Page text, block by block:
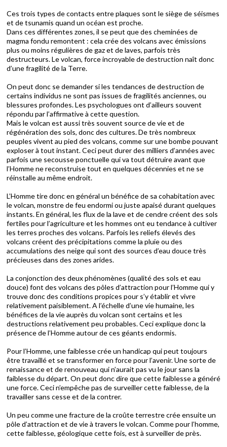
Ces trois types de contacts entre plaques sont le siège de séismes
et de tsunamis quand un océan est proche.
Dans ces différentes zones, il se peut que des cheminées de
magma fondu remontent : cela crée des volcans avec émissions
plus ou moins régulières de gaz et de laves, parfois très
destructeurs. Le volcan, force incroyable de destruction naît donc
d’une fragilité de la Terre.
On peut donc se demander si les tendances de destruction de
certains individus ne sont pas issues de fragilités anciennes, ou
blessures profondes. Les psychologues ont d’ailleurs souvent
répondu par l’affirmative à cette question.
Mais le volcan est aussi très souvent source de vie et de
régénération des sols, donc des cultures. De très nombreux
peuples vivent au pied des volcans, comme sur une bombe pouvant
exploser à tout instant. Ceci peut durer des milliers d’années avec
parfois une secousse ponctuelle qui va tout détruire avant que
l’Homme ne reconstruise tout en quelques décennies et ne se
réinstalle au même endroit.
L’Homme tire donc en général un bénéfice de sa cohabitation avec
le volcan, monstre de feu endormi ou juste apaisé durant quelques
instants. En général, les flux de la lave et de cendre créent des sols
fertiles pour l’agriculture et les hommes ont eu tendance à cultiver
les terres proches des volcans. Parfois les reliefs élevés des
volcans créent des précipitations comme la pluie ou des
accumulations des neige qui sont des sources d’eau douce très
précieuses dans des zones arides.
La conjonction des deux phénomènes (qualité des sols et eau
douce) font des volcans des pôles d’attraction pour l’Homme qui y
trouve donc des conditions propices pour s’y établir et vivre
relativement paisiblement. A l’échelle d’une vie humaine, les
bénéfices de la vie auprès du volcan sont certains et les
destructions relativement peu probables. Ceci explique donc la
présence de l’Homme autour de ces géants endormis.
Pour l’Homme, une faiblesse crée un handicap qui peut toujours
être travaillé et se transformer en force pour l’avenir. Une sorte de
renaissance et de renouveau qui n’aurait pas vu le jour sans la
faiblesse du départ. On peut donc dire que cette faiblesse a généré
une force. Ceci n’empêche pas de surveiller cette faiblesse, de la
travailler sans cesse et de la contrer.
Un peu comme une fracture de la croûte terrestre crée ensuite un
pôle d’attraction et de vie à travers le volcan. Comme pour l’homme,
cette faiblesse, géologique cette fois, est à surveiller de près.